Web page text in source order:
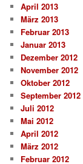
April 2013
März 2013
Februar 2013
Januar 2013
Dezember 2012
November 2012
Oktober 2012
September 2012
Juli 2012
Mai 2012
April 2012
März 2012
Februar 2012